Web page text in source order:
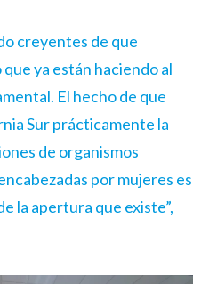
creyentes de que
ya están haciendo al
El hecho de que
Sur prácticamente la
de organismos
por mujeres es
la apertura que existe”,